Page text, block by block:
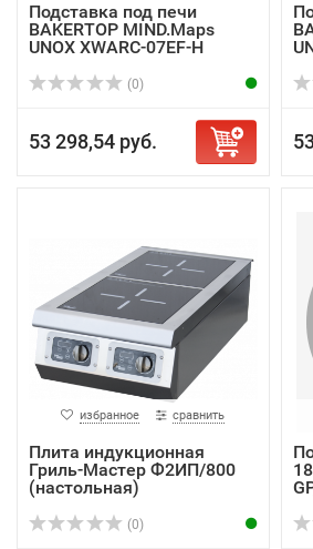
Подставка под печи
BAKERTOP MIND.Maps
UNOX XWARC-07EF-H
(0)
53 298,54 руб.
избранное сравнить
Плита индукционная
Гриль-Мастер Ф2ИП/800
(настольная)
(0)